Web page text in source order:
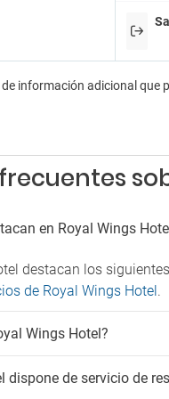
información adicional que
en Royal Wings
destacan los
de Royal Wings Hotel.
Wings Hotel?
dispone de servicio de